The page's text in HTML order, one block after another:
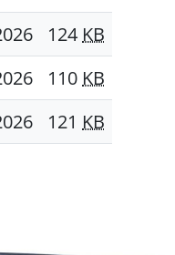
124KB
110KB
121 KB